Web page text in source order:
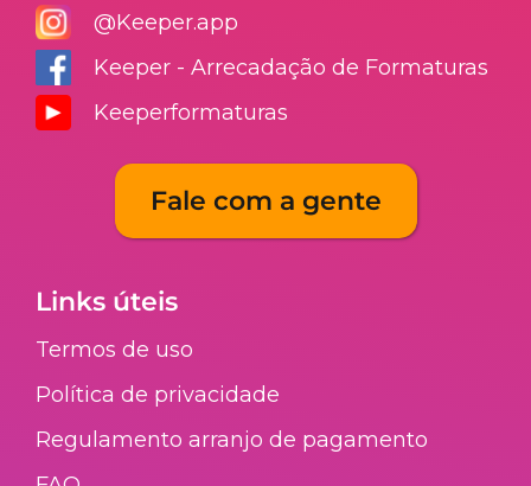
@Keeper.app
Keeper - Arrecadação de Formaturas
Keeperformaturas
Fale com a gente
Links úteis
Termos de uso
Política de privacidade
Regulamento arranjo de pagamento​